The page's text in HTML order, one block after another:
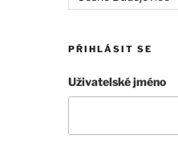
PŘIHLÁSIT SE
Uživatelské jméno